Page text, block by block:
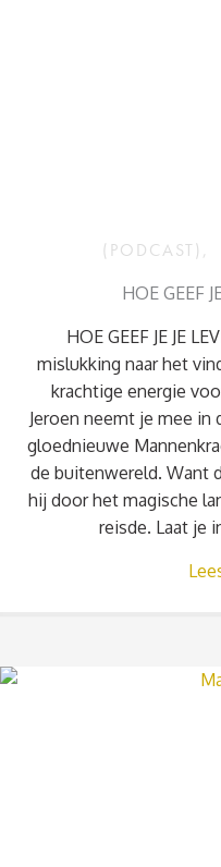
(PODCAST) ,
HOE GEEF
HOE GEEF JE JE
mislukking naar het
krachtige energie
Jeroen neemt je mee in
gloednieuwe
de buitenwereld. Want
hij door het magische
reisde. Laat je